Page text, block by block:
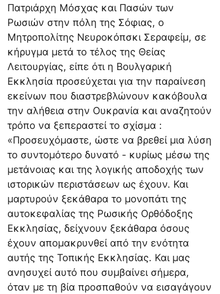
Πατριάρχη Μόσχας και Πασών των
Ρωσιών στην πόλη της Σόφιας, ο
Μητροπολίτης Νευροκόπσκι Σεραφείμ, σε
κήρυγμα μετά το τέλος της Θείας
Λειτουργίας, είπε ότι η Βουλγαρική
Εκκλησία προσεύχεται για την παραίνεση
εκείνων που διαστρεβλώνουν κακόβουλα
την αλήθεια στην Ουκρανία και αναζητούν
τρόπο να ξεπεραστεί το σχίσμα :
«Προσευχόμαστε, ώστε να βρεθεί μια λύση
το συντομότερο δυνατό - κυρίως μέσω της
μετάνοιας και της λογικής αποδοχής των
ιστορικών περιστάσεων ως έχουν. Και
μαρτυρούν ξεκάθαρα το μονοπάτι της
αυτοκεφαλίας της Ρωσικής Ορθόδοξης
Εκκλησίας, δείχνουν ξεκάθαρα όσους
έχουν απομακρυνθεί από την ενότητα
αυτής της Τοπικής Εκκλησίας. Και μας
ανησυχεί αυτό που συμβαίνει σήμερα,
όταν με τη βία προσπαθούν να εισαγάγουν